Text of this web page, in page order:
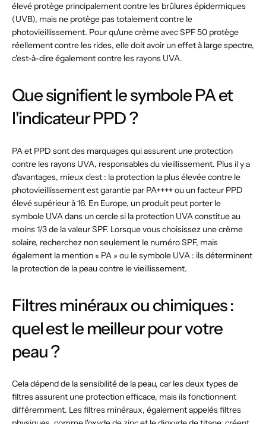
élevé protège principalement contre les brûlures épidermiques
(UVB), mais ne protège pas totalement contre le
photovieillissement. Pour qu'une crème avec SPF 50 protège
réellement contre les rides, elle doit avoir un effet à large spectre,
c'est-à-dire également contre les rayons UVA.
Que signifient le symbole PA et
l'indicateur PPD ?
PA et PPD sont des marquages ​​qui assurent une protection
contre les rayons UVA, responsables du vieillissement. Plus il y a
d'avantages, mieux c'est : la protection la plus élevée contre le
photovieillissement est garantie par PA++++ ou un facteur PPD
élevé supérieur à 16. En Europe, un produit peut porter le
symbole UVA dans un cercle si la protection UVA constitue au
moins 1/3 de la valeur SPF. Lorsque vous choisissez une crème
solaire, recherchez non seulement le numéro SPF, mais
également la mention « PA » ou le symbole UVA : ils déterminent
la protection de la peau contre le vieillissement.
Filtres minéraux ou chimiques :
quel est le meilleur pour votre
peau ?
Cela dépend de la sensibilité de la peau, car les deux types de
filtres assurent une protection efficace, mais ils fonctionnent
différemment. Les filtres minéraux, également appelés filtres